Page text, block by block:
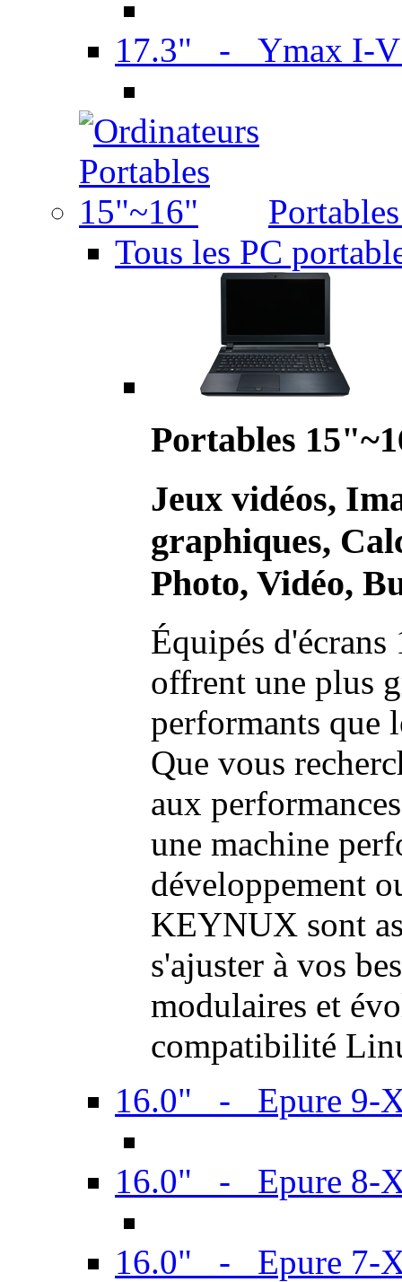
17.3" - Ymax I-
Tous les PC
Portables
Jeux vidéos,
graphiques,
Photo, Vidéo,
Équipés
offrent une plus
performants que
Que vous
aux
une machine
développement
KEYNUX sont
s'ajuster à vos
modulaires et
compatibilité
16.0" - Epure 9-
16.0" - Epure 8-
16.0" - Epure 7-